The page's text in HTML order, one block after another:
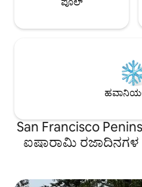
San Francisco
ಐಷಾರಾಮಿ